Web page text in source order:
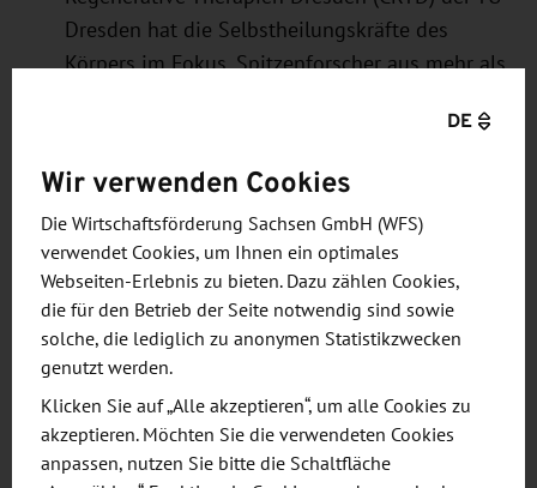
Dresden hat die Selbstheilungskräfte des
Körpers im Fokus. Spitzenforscher aus mehr als
Hämatologie und Immunologie, Diabetes,
neurodegenerative Erkrankungen und
Knochenregeneration. Sie wollen neuartige
regenerative Therapien für bisher unheilbare
Krankheiten wie Alzheimer, Parkinson oder
Leukämie entwickeln. Das CRTD verknüpft
Labor und Klinik, vernetzt Wissenschaftler mit
Ärzten. Um die Vorgänge in den Zellen und im
Gewebe besser zu verstehen, arbeiten die
DE
Wir verwenden Cookies
Die Wirtschaftsförderung Sachsen GmbH (WFS)
verwendet Cookies, um Ihnen ein optimales
Webseiten-Erlebnis zu bieten. Dazu zählen Cookies,
die für den Betrieb der Seite notwendig sind sowie
solche, die lediglich zu anonymen Statistikzwecken
genutzt werden.
Klicken Sie auf „Alle akzeptieren“, um alle Cookies zu
akzeptieren. Möchten Sie die verwendeten Cookies
anpassen, nutzen Sie bitte die Schaltfläche